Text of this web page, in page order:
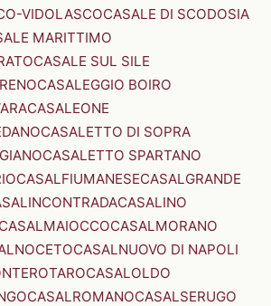
VIDOLASCOCASALE DI SCODOSIA
MARITTIMO
CASALE SUL SILE
CASALEGGIO BOIRO
CASALEONE
CASALETTO DI SOPRA
CASALETTO SPARTANO
CASALFIUMANESECASALGRANDE
CASALINO
CASALMAIOCCOCASALMORANO
CASALNUOVO DI NAPOLI
CASALOLDO
CASALROMANOCASALSERUGO